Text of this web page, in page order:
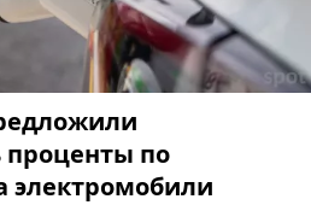
проценты по
электромобили